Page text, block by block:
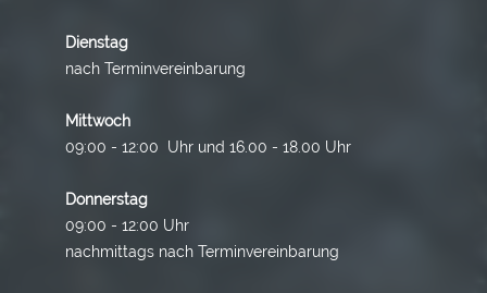
Dienstag
nach Terminvereinbarung
Mittwoch
09:00 - 12:00 Uhr und 16.00 - 18.00 Uhr
Donnerstag
09:00 - 12:00 Uhr
nachmittags nach Terminvereinbarung